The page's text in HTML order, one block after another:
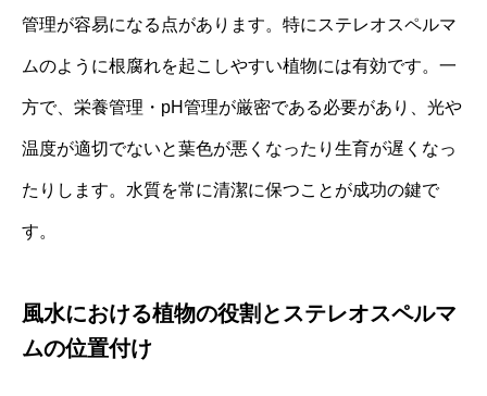
管理が容易になる点があります。特にステレオスペルマ
ムのように根腐れを起こしやすい植物には有効です。一
方で、栄養管理・pH管理が厳密である必要があり、光や
温度が適切でないと葉色が悪くなったり生育が遅くなっ
たりします。水質を常に清潔に保つことが成功の鍵で
す。
風水における植物の役割とステレオスペルマ
ムの位置付け